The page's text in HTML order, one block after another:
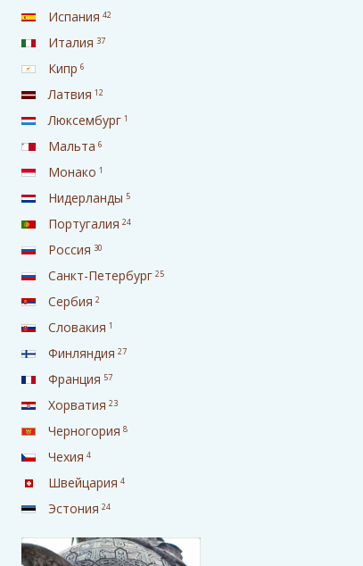
Испания 42
Италия 37
Кипр 6
Латвия 12
Люксембург 1
Мальта 6
Монако 1
Нидерланды 5
Португалия 24
Россия 30
Санкт-Петербург 25
Сербия 2
Словакия 1
Финляндия 27
Франция 57
Хорватия 23
Черногория 8
Чехия 4
Швейцария 4
Эстония 24